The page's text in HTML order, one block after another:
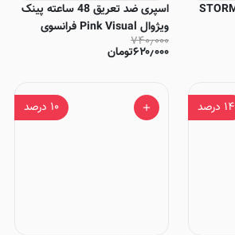
اسپری ضد تعریق 48 ساعته پینک
ویژوال Pink Visual فرانسوی
۷۴۰٫۰۰۰
۶۲۰٫۰۰۰تومان
۱۴ درصد ۱۰ درصد